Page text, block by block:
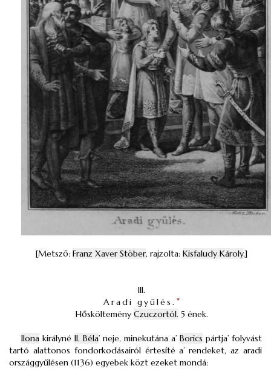
[Metsző: Franz Xaver Stöber, rajzolta: Kisfaludy Károly.]
III.
Aradi gyűlés. *
Hősköltemény Czuczortól. 5 ének.
Ilona királyné II. Béla’ neje, minekutána a’ Borics pártja’ folyvást
tartó alattonos fondorkodásairól értesíté a’ rendeket, az aradi
országgyűlésen (1136) egyebek közt ezeket mondá: